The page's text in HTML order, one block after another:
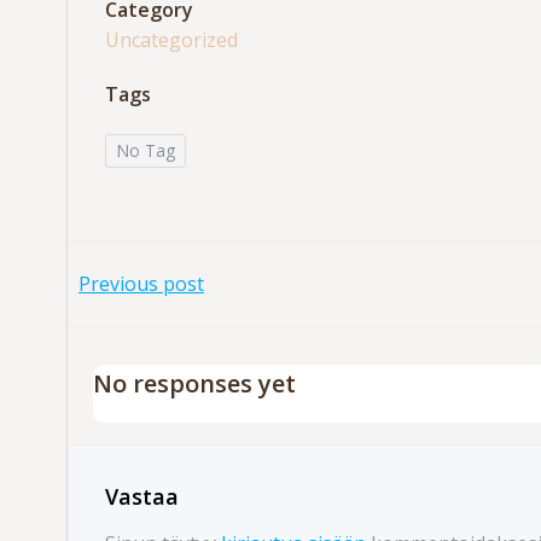
Category
Uncategorized
Tags
No Tag
Artikkelien
Previous post
No responses yet
Vastaa